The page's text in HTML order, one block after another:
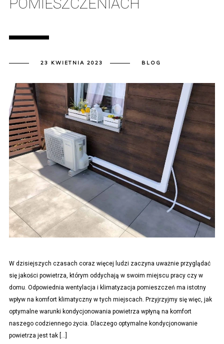
23 KWIETNIA 2023 BLOG
W dzisiejszych czasach coraz więcej ludzi zaczyna uważnie przyglądać
się jakości powietrza, którym oddychają w swoim miejscu pracy czy w
domu. Odpowiednia wentylacja i klimatyzacja pomieszczeń ma istotny
wpływ na komfort klimatyczny w tych miejscach. Przyjrzyjmy się więc, jak
optymalne warunki kondycjonowania powietrza wpłyną na komfort
naszego codziennego życia. Dlaczego optymalne kondycjonowanie
powietrza jest tak […]